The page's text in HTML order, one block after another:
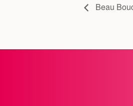
Beau